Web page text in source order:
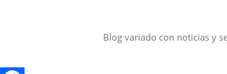
Blog variado con noticias y